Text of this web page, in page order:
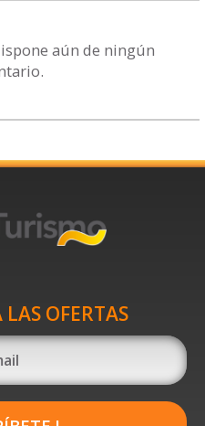
aún de ningún
LAS OFERTAS